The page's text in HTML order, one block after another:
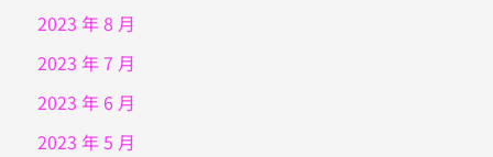
2023 年 8 月
2023 年 7 月
2023 年 6 月
2023 年 5 月